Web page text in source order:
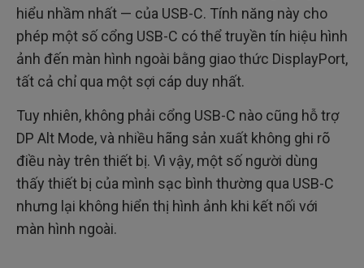
hiểu nhầm nhất — của USB-C. Tính năng này cho
phép một số cổng USB-C có thể truyền tín hiệu hình
ảnh đến màn hình ngoài bằng giao thức DisplayPort,
tất cả chỉ qua một sợi cáp duy nhất.
Tuy nhiên, không phải cổng USB-C nào cũng hỗ trợ
DP Alt Mode, và nhiều hãng sản xuất không ghi rõ
điều này trên thiết bị. Vì vậy, một số người dùng
thấy thiết bị của mình sạc bình thường qua USB-C
nhưng lại không hiển thị hình ảnh khi kết nối với
màn hình ngoài.